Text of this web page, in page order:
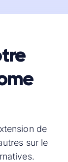
de
sur le